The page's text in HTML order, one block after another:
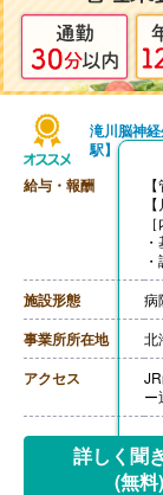
滝川脳神
駅】
給与・報酬
・
【
【
交
【
【
【
・
・
【
施設形態 病
事業所所在地 北
アクセス
ー
詳しく聞
(無料)